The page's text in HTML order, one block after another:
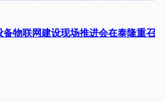
备物联网建设现场推进会在泰隆重召